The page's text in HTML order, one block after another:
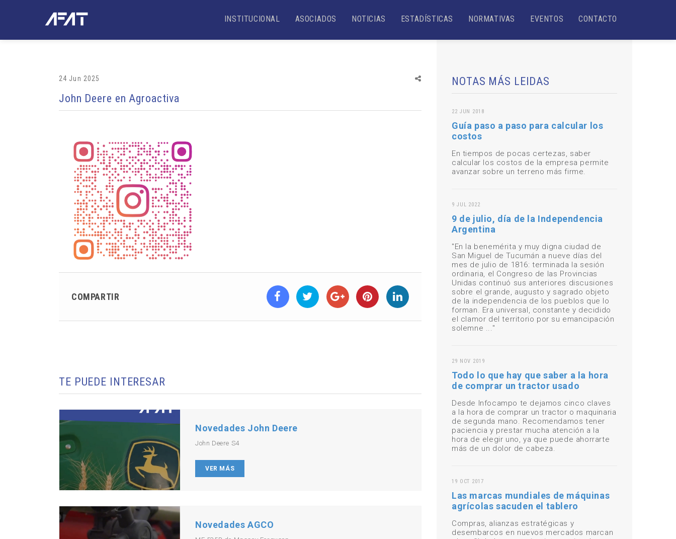
INSTITUCIONAL ASOCIADOS NOTICIAS ESTADÍSTICAS NORMATIVAS EVENTOS CONTACTO
24 Jun 2025
John Deere en Agroactiva
COMPARTIR
TE PUEDE INTERESAR
Novedades John Deere
John Deere S4
VER MÁS
Novedades AGCO
NOTAS MÁS LEIDAS
22 JUN 2018
Guía paso a paso para calcular los
costos
En tiempos de pocas certezas, saber
calcular los costos de la empresa permite
avanzar sobre un terreno más firme.
9 JUL 2022
9 de julio, día de la Independencia
Argentina
"En la benemérita y muy digna ciudad de
San Miguel de Tucumán a nueve días del
mes de julio de 1816: terminada la sesión
ordinaria, el Congreso de las Provincias
Unidas continuó sus anteriores discusiones
sobre el grande, augusto y sagrado objeto
de la independencia de los pueblos que lo
forman. Era universal, constante y decidido
el clamor del territorio por su emancipación
solemne ..."
29 NOV 2019
Todo lo que hay que saber a la hora
de comprar un tractor usado
Desde Infocampo te dejamos cinco claves
a la hora de comprar un tractor o maquinaria
de segunda mano. Recomendamos tener
paciencia y prestar mucha atención a la
hora de elegir uno, ya que puede ahorrarte
más de un dolor de cabeza.
19 OCT 2017
Las marcas mundiales de máquinas
agrícolas sacuden el tablero
Compras, alianzas estratégicas y
desembarcos en nuevos mercados marcan